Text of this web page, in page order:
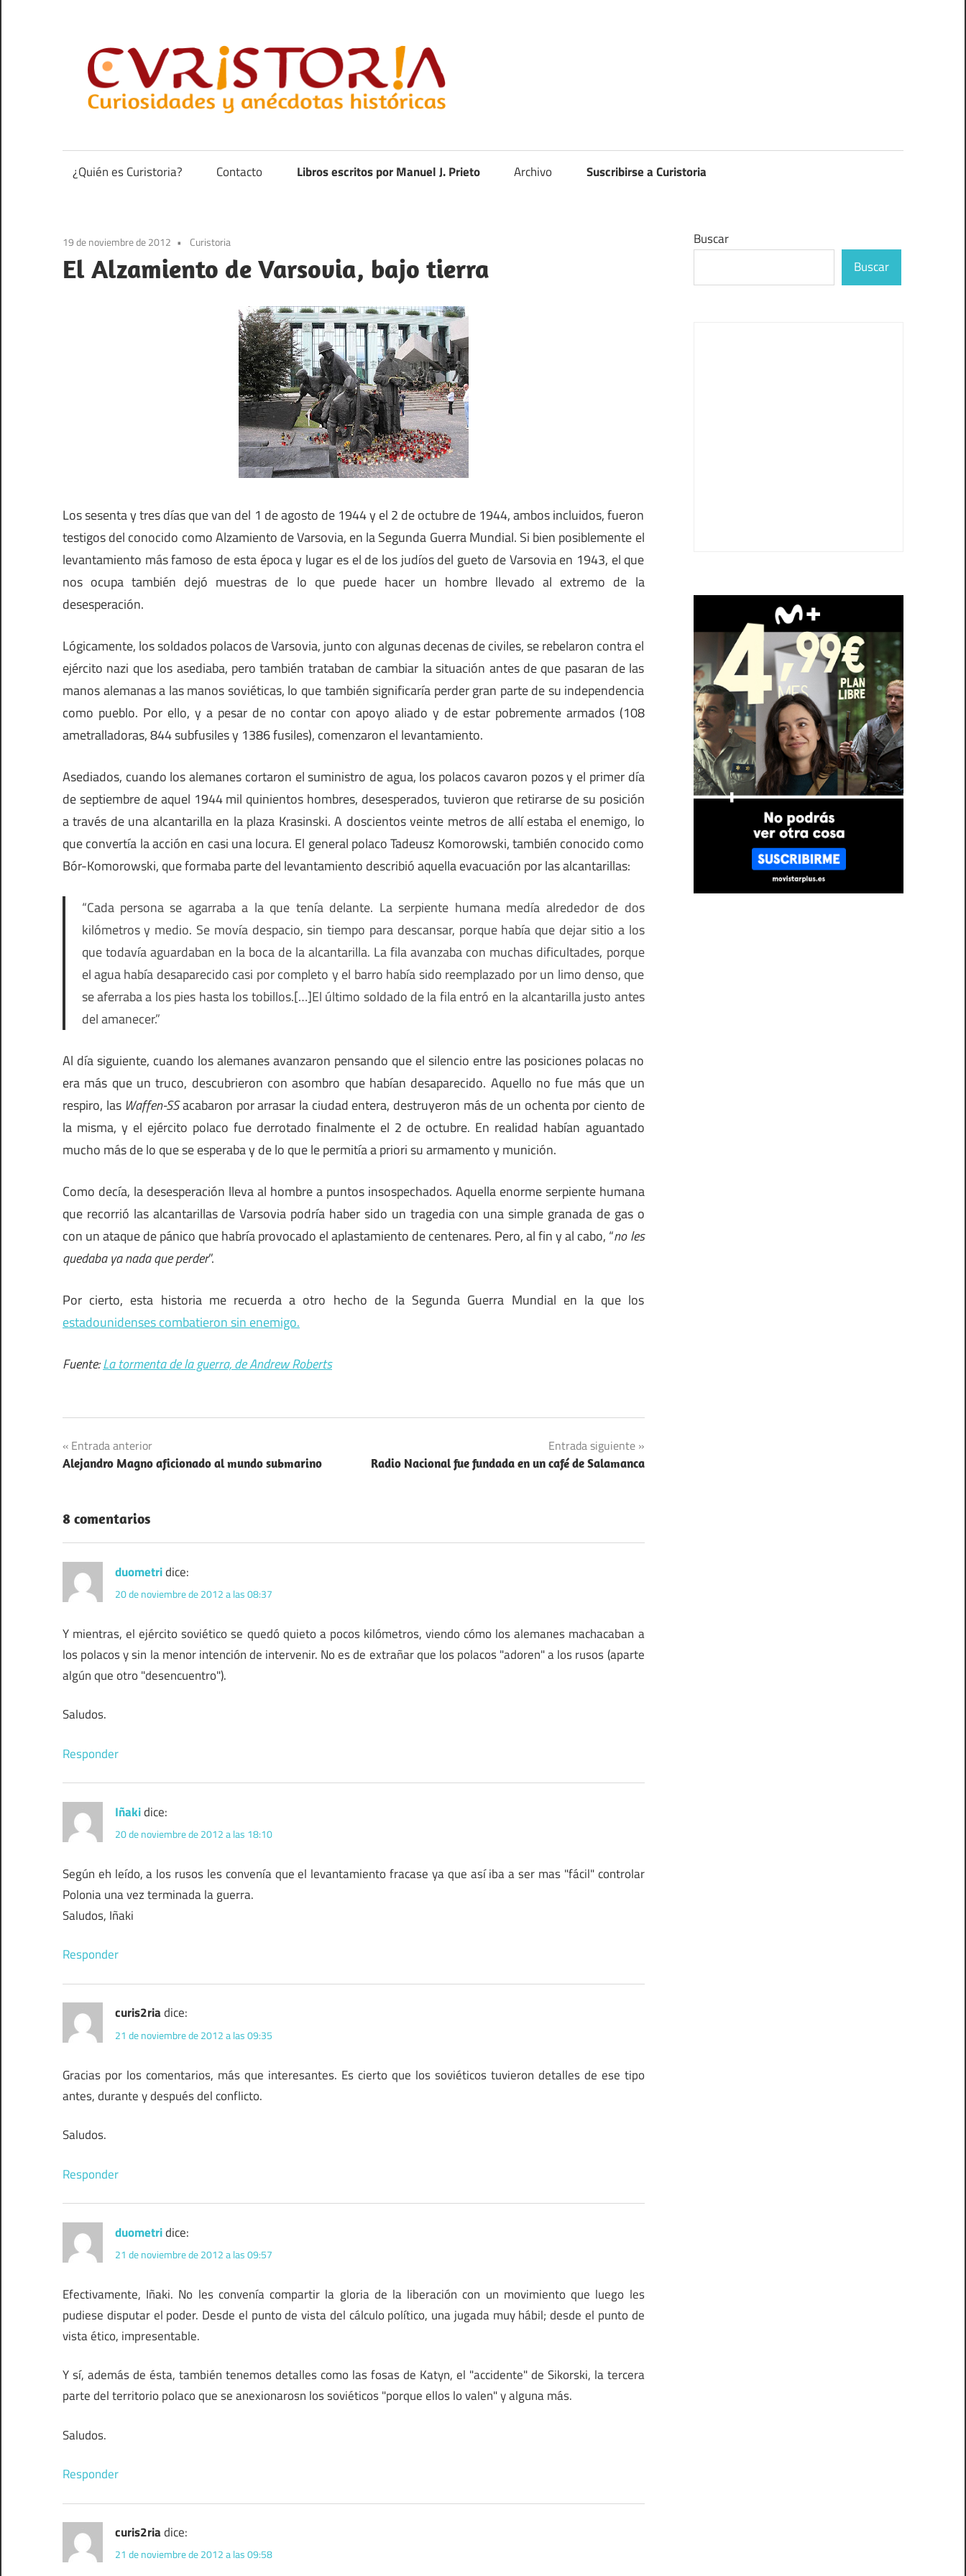
contenido
anécdotas
de
¿Quién es Curistoria? Contacto Libros escritos por Manuel J. Prieto Archivo Suscribirse a Curistoria
19 de noviembre de 2012 Curistoria
El Alzamiento de Varsovia, bajo tierra
Los sesenta y tres días que van del 1 de agosto de 1944 y el 2 de octubre de 1944, ambos incluidos, fueron
testigos del conocido como Alzamiento de Varsovia, en la Segunda Guerra Mundial. Si bien posiblemente el
levantamiento más famoso de esta época y lugar es el de los judíos del gueto de Varsovia en 1943, el que
nos ocupa también dejó muestras de lo que puede hacer un hombre llevado al extremo de la
desesperación.
Lógicamente, los soldados polacos de Varsovia, junto con algunas decenas de civiles, se rebelaron contra el
ejército nazi que los asediaba, pero también trataban de cambiar la situación antes de que pasaran de las
manos alemanas a las manos soviéticas, lo que también significaría perder gran parte de su independencia
como pueblo. Por ello, y a pesar de no contar con apoyo aliado y de estar pobremente armados (108
ametralladoras, 844 subfusiles y 1386 fusiles), comenzaron el levantamiento.
Asediados, cuando los alemanes cortaron el suministro de agua, los polacos cavaron pozos y el primer día
de septiembre de aquel 1944 mil quinientos hombres, desesperados, tuvieron que retirarse de su posición
a través de una alcantarilla en la plaza Krasinski. A doscientos veinte metros de allí estaba el enemigo, lo
que convertía la acción en casi una locura. El general polaco Tadeusz Komorowski, también conocido como
Bór-Komorowski, que formaba parte del levantamiento describió aquella evacuación por las alcantarillas:
“Cada persona se agarraba a la que tenía delante. La serpiente humana medía alrededor de dos
kilómetros y medio. Se movía despacio, sin tiempo para descansar, porque había que dejar sitio a los
que todavía aguardaban en la boca de la alcantarilla. La fila avanzaba con muchas dificultades, porque
el agua había desaparecido casi por completo y el barro había sido reemplazado por un limo denso, que
se aferraba a los pies hasta los tobillos.[…]El último soldado de la fila entró en la alcantarilla justo antes
del amanecer.”
Al día siguiente, cuando los alemanes avanzaron pensando que el silencio entre las posiciones polacas no
era más que un truco, descubrieron con asombro que habían desaparecido. Aquello no fue más que un
respiro, las Waffen-SSacabaron por arrasar la ciudad entera, destruyeron más de un ochenta por ciento de
la misma, y el ejército polaco fue derrotado finalmente el 2 de octubre. En realidad habían aguantado
mucho más de lo que se esperaba y de lo que le permitía a priori su armamento y munición.
Como decía, la desesperación lleva al hombre a puntos insospechados. Aquella enorme serpiente humana
que recorrió las alcantarillas de Varsovia podría haber sido un tragedia con una simple granada de gas o
con un ataque de pánico que habría provocado el aplastamiento de centenares. Pero, al fin y al cabo, “no les
quedaba ya nada que perder”.
Por cierto, esta historia me recuerda a otro hecho de la Segunda Guerra Mundial en la que los
estadounidenses combatieron sin enemigo.
Fuente:La tormenta de la guerra, de Andrew Roberts
Navegación
de
entradas
Entrada anterior
Alejandro Magno aficionado al mundo submarino
Entrada siguiente
Radio Nacional fue fundada en un café de Salamanca
8 comentarios
duometridice:
20 de noviembre de 2012 a las 08:37
Y mientras, el ejército soviético se quedó quieto a pocos kilómetros, viendo cómo los alemanes machacaban a
los polacos y sin la menor intención de intervenir. No es de extrañar que los polacos "adoren" a los rusos (aparte
algún que otro "desencuentro").
Saludos.
Responder
Iñakidice:
20 de noviembre de 2012 a las 18:10
Según eh leído, a los rusos les convenía que el levantamiento fracase ya que así iba a ser mas "fácil" controlar
Polonia una vez terminada la guerra.
Saludos, Iñaki
Responder
curis2riadice:
21 de noviembre de 2012 a las 09:35
Gracias por los comentarios, más que interesantes. Es cierto que los soviéticos tuvieron detalles de ese tipo
antes, durante y después del conflicto.
Saludos.
Responder
duometridice:
21 de noviembre de 2012 a las 09:57
Efectivamente, Iñaki. No les convenía compartir la gloria de la liberación con un movimiento que luego les
pudiese disputar el poder. Desde el punto de vista del cálculo político, una jugada muy hábil; desde el punto de
vista ético, impresentable.
Y sí, además de ésta, también tenemos detalles como las fosas de Katyn, el "accidente" de Sikorski, la tercera
parte del territorio polaco que se anexionarosn los soviéticos "porque ellos lo valen" y alguna más.
Saludos.
Responder
curis2riadice:
21 de noviembre de 2012 a las 09:58
Buscar
Buscar